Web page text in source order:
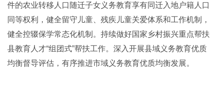
件的农业转移人口随迁子女义务教育享有同迁入地户籍人口
同等权利，健全留守儿童、残疾儿童关爱体系和工作机制，
健全控辍保学常态化机制。持续做好国家乡村振兴重点帮扶
县教育人才“组团式”帮扶工作。深入开展县域义务教育优质
均衡督导评估，有序推进市域义务教育优质均衡发展。